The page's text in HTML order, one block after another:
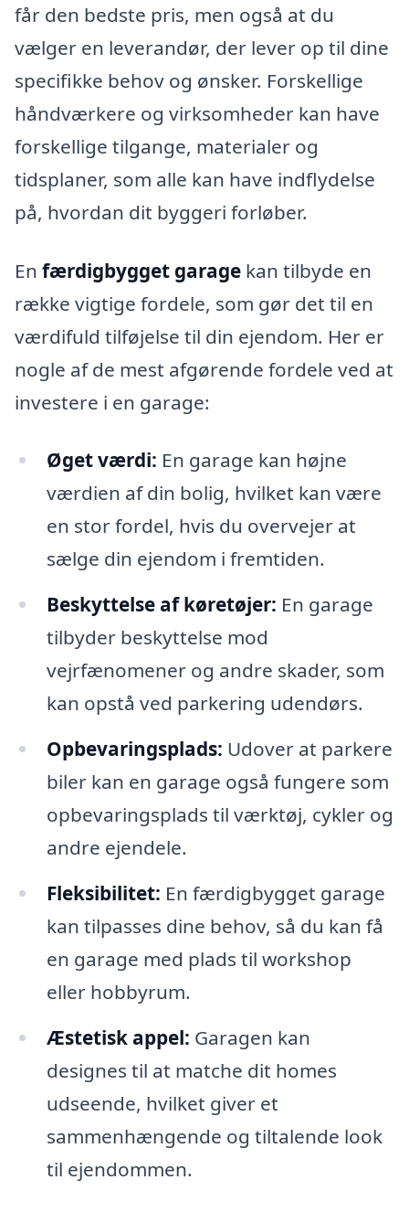
får den bedste pris, men også at du
vælger en leverandør, der lever op til dine
specifikke behov og ønsker. Forskellige
håndværkere og virksomheder kan have
forskellige tilgange, materialer og
tidsplaner, som alle kan have indflydelse
på, hvordan dit byggeri forløber.
En færdigbygget garage kan tilbyde en
række vigtige fordele, som gør det til en
værdifuld tilføjelse til din ejendom. Her er
nogle af de mest afgørende fordele ved at
investere i en garage:
Øget værdi: En garage kan højne
værdien af din bolig, hvilket kan være
en stor fordel, hvis du overvejer at
sælge din ejendom i fremtiden.
Beskyttelse af køretøjer: En garage
tilbyder beskyttelse mod
vejrfænomener og andre skader, som
kan opstå ved parkering udendørs.
Opbevaringsplads: Udover at parkere
biler kan en garage også fungere som
opbevaringsplads til værktøj, cykler og
andre ejendele.
Fleksibilitet: En færdigbygget garage
kan tilpasses dine behov, så du kan få
en garage med plads til workshop
eller hobbyrum.
Æstetisk appel: Garagen kan
designes til at matche dit homes
udseende, hvilket giver et
sammenhængende og tiltalende look
til ejendommen.